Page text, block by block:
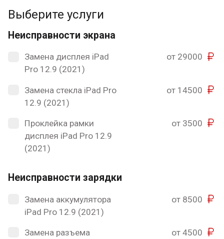
Выберите услуги
Неисправности экрана
Замена дисплея iPad
Pro 12.9 (2021)
от 29000
Замена стекла iPad Pro
12.9 (2021)
от 14500
Проклейка рамки
дисплея iPad Pro 12.9
(2021)
от 3500
Неисправности зарядки
Замена аккумулятора
iPad Pro 12.9 (2021)
от 8500
Замена разъема
от 4500